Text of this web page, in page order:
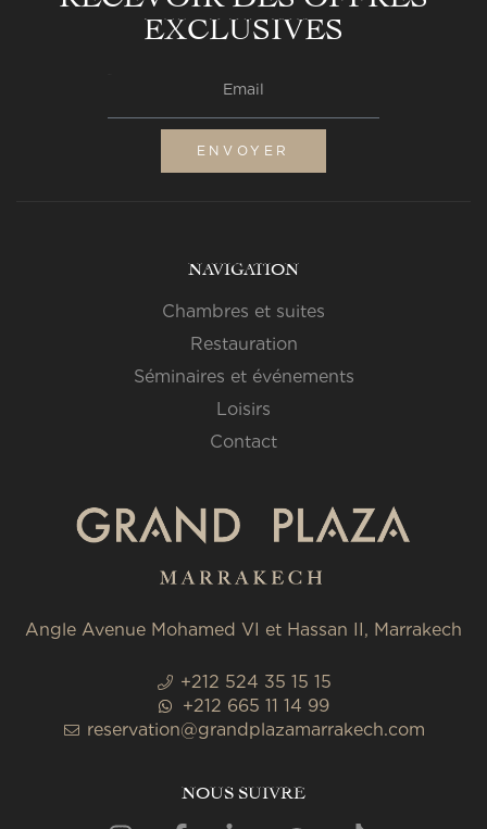
EXCLUSIVES
ENVOYER
NAVIGATION
Chambres et suites
Restauration
Séminaires et événements
Loisirs
Contact
Angle Avenue Mohamed VI et Hassan II, Marrakech
+212 524 35 15 15
+212 665 11 14 99
reservation@grandplazamarrakech.com
NOUS SUIVRE